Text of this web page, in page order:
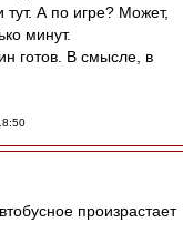
тут. А по игре? Может,
минут.
готов. В смысле, в
произрастает